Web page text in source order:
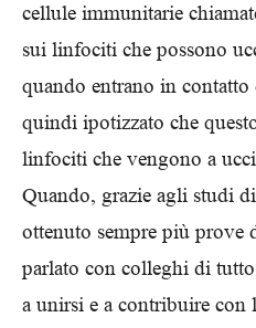
cellule immunitarie
sui linfociti che possono
quando entrano in contatto
quindi ipotizzato che
linfociti che vengono a
Quando, grazie agli studi
ottenuto sempre più prove
parlato con colleghi di
a unirsi e a contribuire con